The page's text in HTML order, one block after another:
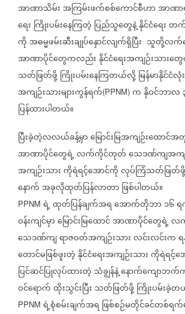
အာဏာသိမ်းအကြမ်းဖက်စစ်ကောင်စီဟာအာဏာ
ရေး ကြိုးပမ်းနေကြတဲ့ ပြည်သူတွေနဲ့နိုင်ငံရေးတက်
ကိုအဓမ္မဖမ်းဆီးချုပ်နှောင်လျက်ရှိပြီး သူတို့လက်
အာဏာပိုင်တွေကလည်းနိုင်ငံရေးအကျဉ်းသားတွ
သတ်ဖြတ်ဖို့ကြိုးပမ်းနေကြတယ်လို့မြန်မာနိုင်ငံ
အကျဉ်းသားများကွန်ရက်(PPNM) ကနိုဝင်ဘာလ
ပြန်ထားပါတယ်။
ပြီးခဲ့တဲ့‌လလယ်ခန့်မှာမြောင်းမြအကျဉ်းထောင်အ
အာဏာပိုင်တွေရဲ့လက်ကိုင်တုတ်သေဒဏ်ကျအက
အကျဉ်းသားကိုရဲရင့်အောင်ကိုလုပ်ကြံသတ်ဖြတ်ဖို့
နောက်အခုလိုထုတ်ပြန်လာတာဖြစ်ပါတယ်။
PPNM ရဲ့ထုတ်ပြန်ချက်အရအောက်တိုဘာ၁၆
ဝန်းကျင်မှာမြောင်းမြထောင်အာဏာပိုင်တွေရဲ့လ
သေဒဏ်ကျရာဇဝတ်အကျဉ်းသားလင်းလင်းက
တောင်မဖြစ်ဖူးတဲ့နိုင်ငံရေးအကျဉ်းသားကိုရဲရင့်အ
ပြင်ဆင်ပြုလုပ်ထားတဲ့ သံချွန်နဲ့နောက်ကျောဘက်
ဝင်ရောက်ထိုးသွင်းပြီး သတ်ဖြတ်ဖို့ကြိုးပမ်းခဲ့
PPNM ရဲ့စုံစမ်းချက်အရ ဖြစ်စဉ်မတိုင်ခင်တစ်ရက်